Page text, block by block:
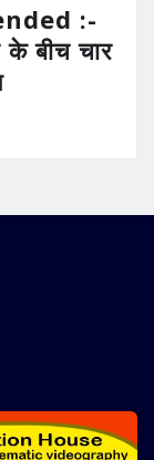
:-
बीच चार